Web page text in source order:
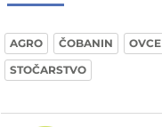
AGRO ČOBANIN OVCE
STOČARSTVO